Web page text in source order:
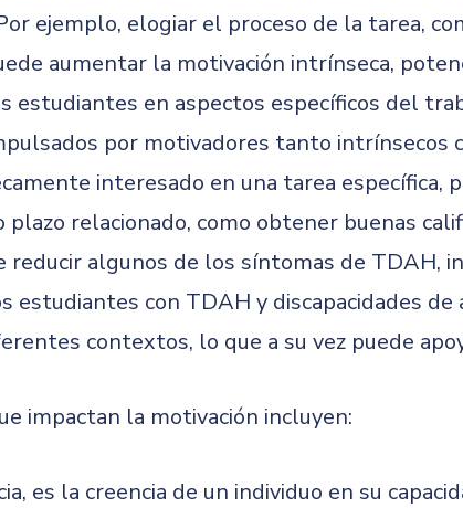
ejemplo, elogiar el proceso de la tarea,
aumentar la motivación intrínseca,
estudiantes en aspectos específicos del
por motivadores tanto intrínsecos
interesado en una tarea específica,
relacionado, como obtener buenas
algunos de los síntomas de TDAH,
estudiantes con TDAH y discapacidades
contextos, lo que a su vez puede
impactan la motivación incluyen:
es la creencia de un individuo en su